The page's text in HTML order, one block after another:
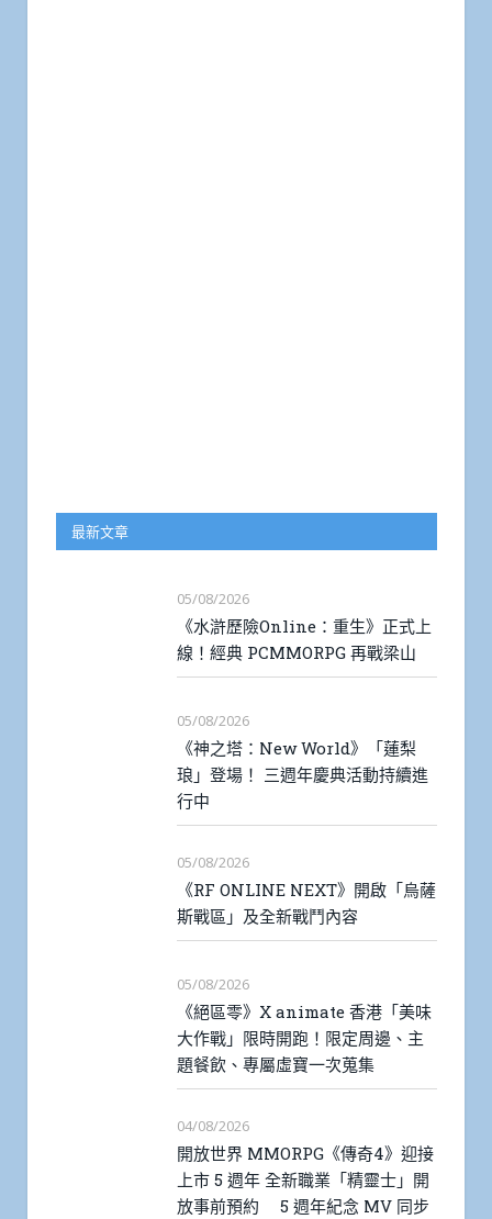
最新文章
05/08/2026
《水滸歷險Online：重生》正式上
線！經典 PCMMORPG 再戰梁山
05/08/2026
《神之塔：New World》「蓮梨
琅」登場！ 三週年慶典活動持續進
行中
05/08/2026
《RF ONLINE NEXT》開啟「烏薩
斯戰區」及全新戰鬥內容
05/08/2026
《絕區零》X animate 香港「美味
大作戰」限時開跑！限定周邊、主
題餐飲、專屬虛寶一次蒐集
04/08/2026
開放世界 MMORPG《傳奇4》迎接
上市 5 週年 全新職業「精靈士」開
放事前預約 5 週年紀念 MV 同步